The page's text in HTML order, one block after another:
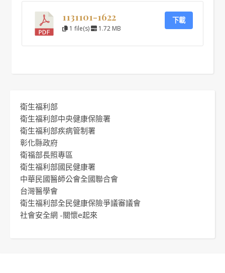
1131101-1622
1 file(s) 1.72 MB
下載
衛生福利部
衛生福利部中央健康保險署
衛生福利部疾病管制署
彰化縣政府
衛福部長照專區
衛生福利部國民健康署
中華民國醫師公會全國聯合會
台灣醫學會
衛生福利部全民健康保險爭議審議會
社會安全網 -關懷e起來